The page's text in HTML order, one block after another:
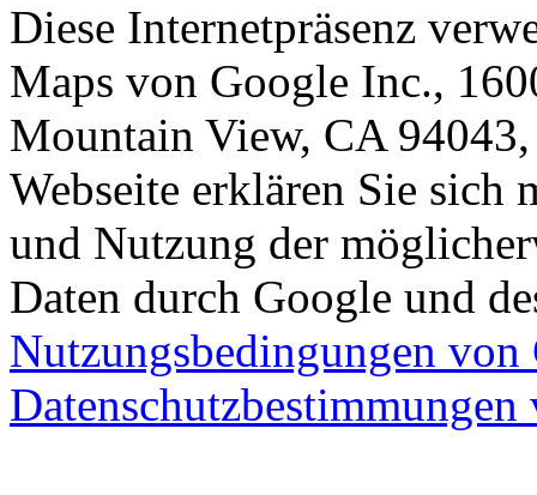
Diese Internetpräsenz
Maps von Google Inc.,
Mountain View, CA
Webseite erklären Sie sich
und Nutzung der
Daten durch Google und
Nutzungsbedingungen von